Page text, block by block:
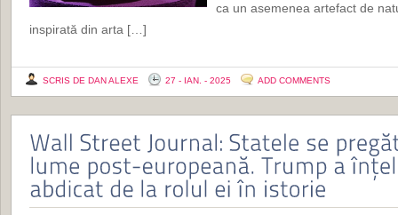
ca un asemenea artefact de
inspirată din arta […]
SCRIS DE DAN ALEXE 27 - IAN. - 2025 ADD COMMENTS